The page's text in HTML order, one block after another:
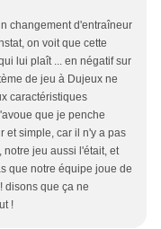
changement d'entraîneur
on voit que cette
lui plaît ... en négatif sur
de jeu à Dujeux ne
caractéristiques
que je penche
et simple, car il n'y a pas
jeu aussi l'était, et
que notre équipe joue de
disons que ça ne
!